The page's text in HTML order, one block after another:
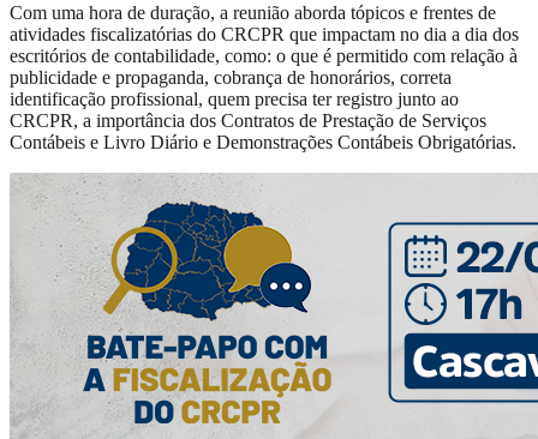
Com uma hora de duração, a reunião aborda tópicos e frentes de
atividades fiscalizatórias do CRCPR que impactam no dia a dia dos
escritórios de contabilidade, como: o que é permitido com relação à
publicidade e propaganda, cobrança de honorários, correta
identificação profissional, quem precisa ter registro junto ao
CRCPR, a importância dos Contratos de Prestação de Serviços
Contábeis e Livro Diário e Demonstrações Contábeis Obrigatórias.